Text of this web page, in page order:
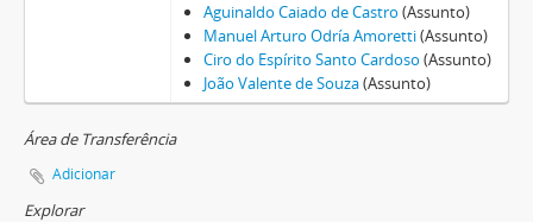
Aguinaldo Caiado de Castro (Assunto)
Manuel Arturo Odría Amoretti(Assunto)
Ciro do Espírito Santo Cardoso (Assunto)
João Valente de Souza(Assunto)
Área de Transferência
Adicionar
Explorar